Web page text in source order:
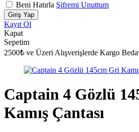
Beni Hatırla Şifremi Unuttum
Giriş Yap
Kayıt Ol
Kapat
Sepetim
2500₺ ve Üzeri Alışverişlerde Kargo
Captain 4 Gözlü
Kamış Çantası